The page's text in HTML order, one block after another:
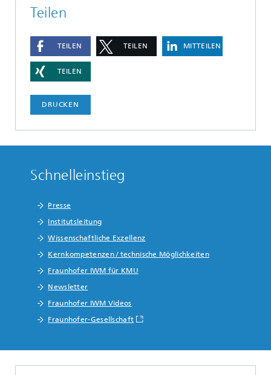
Teilen
TEILEN TEILEN MITTEILEN
TEILEN
DRUCKEN
Schnelleinstieg
Presse
Institutsleitung
Wissenschaftliche Exzellenz
Kernkompetenzen / technische Möglichkeiten
Fraunhofer IWM für KMU
Newsletter
Fraunhofer IWM Videos
Fraunhofer-Gesellschaft